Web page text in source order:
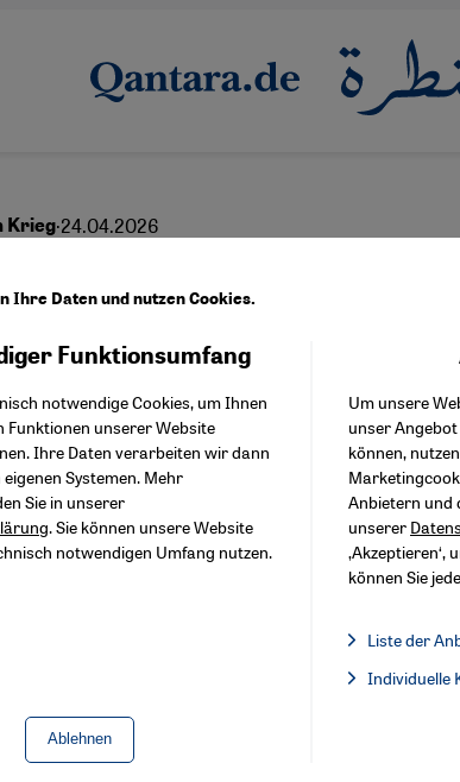
Krieg·24.04.2026
Oftmals nicht
English عربي
Ihre Daten und nutzen Cookies.
Funktionsumfang
notwendige Cookies, um Ihnen
Funktionen unserer Website
Ihre Daten verarbeiten wir dann
Systemen. Mehr
Sie in unserer
. Sie können unsere Website
notwendigen Umfang nutzen.
Ablehnen
Um unsere
unser
können,
Anbietern und
unserer
‚Akzeptieren‘,
können Sie
Liste der
Facebook
Facebook
Twitter
Instagram
Youtube
Google
Individuelle